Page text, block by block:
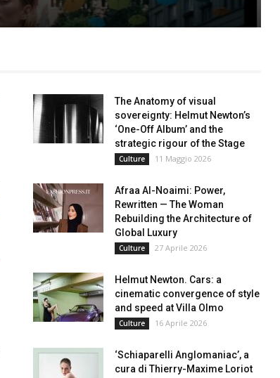
The Anatomy of visual
sovereignty: Helmut Newton’s
‘One-Off Album’ and the
strategic rigour of the Stage
Culture 11 Maggio 2026
Afraa Al-Noaimi: Power,
Rewritten — The Woman
Rebuilding the Architecture of
Global Luxury
Culture 27 Aprile 2026
Helmut Newton. Cars: a
cinematic convergence of style
and speed at Villa Olmo
Culture 16 Aprile 2026
‘Schiaparelli Anglomaniac’, a
cura di Thierry-Maxime Loriot